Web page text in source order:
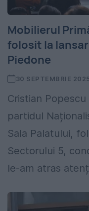
Mobilierul
folosit la
Piedone
30 SEPTEMBRIE 2025
Cristian
partidul
Sala Palatului,
Sectorului 5,
le-am atras